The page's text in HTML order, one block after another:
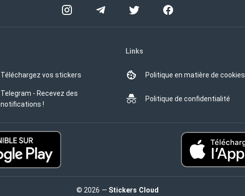
Téléchargez vos stickers
Telegram - Recevez des
notifications !
Links
Politique en matière de cookies
Politique de confidentialité
© 2026 — Stickers Cloud